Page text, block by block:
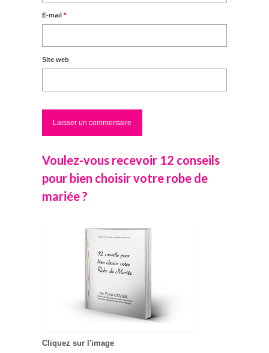
E-mail *
Site web
Voulez-vous recevoir 12 conseils
pour bien choisir votre robe de
mariée ?
Cliquez sur l'image